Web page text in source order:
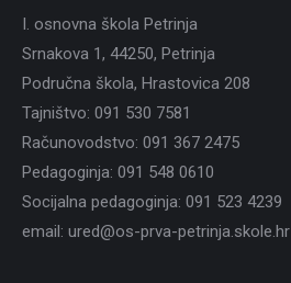
I. osnovna škola Petrinja
Srnakova 1, 44250, Petrinja
Područna škola, Hrastovica 208
Tajništvo: 091 530 7581
Računovodstvo: 091 367 2475
Pedagoginja: 091 548 0610
Socijalna pedagoginja: 091 523 4239
email: ured@os-prva-petrinja.skole.hr